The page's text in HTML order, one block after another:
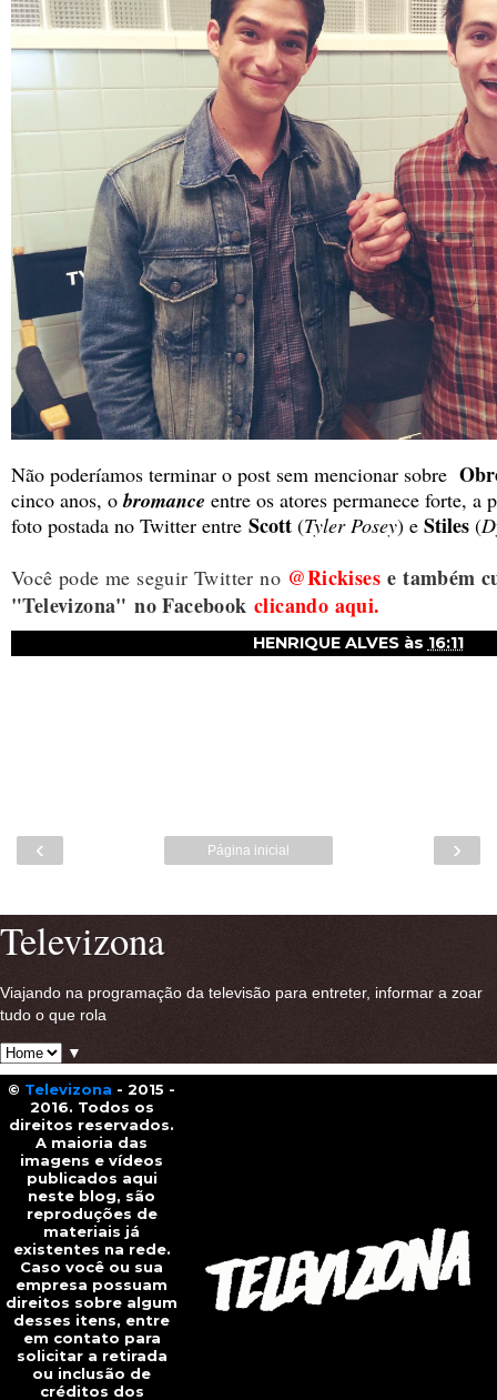
Não poderíamos terminar o post sem mencionar sobre
cinco anos, obromance entre os atores permanece forte, a
foto postada no Twitter entre Scott (Tyler Posey) e Stiles (
Você pode me seguir Twitter no @Rickises e também
"Televizona" no Facebook clicando aqui.
HENRIQUE ALVES às 16:11
‹ ›
Página inicial
Televizona
Viajando na programação da televisão para entreter, informar a zoar
tudo o que rola
▼
© Televizona - 2015 -
2016. Todos os
direitos reservados.
A maioria das
imagens e vídeos
publicados aqui
neste blog, são
reproduções de
materiais já
existentes na rede.
Caso você ou sua
empresa possuam
direitos sobre algum
desses itens, entre
em contato para
solicitar a retirada
ou inclusão de
créditos dos